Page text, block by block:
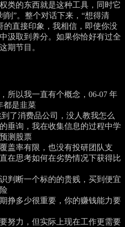
类的东西就是这种工具，同时它
削”。整个对话下来，“想得清
的直接印象，我相信，即使你没
汲取到养分。如果你恰好有过全
期节目。
所以我一直有个概念，06-07 年
都是韭菜
了消费品公司，没人教我怎么
垂询，我在收集信息的过程中学
测股票
盖率有限，也没有投研团队支
在思考如何在劣势情况下获得比
判断一个标的的贵贱，买到便宜
挣多少很重要，你的赚钱能力要
努力，但实际上现在工作更需要